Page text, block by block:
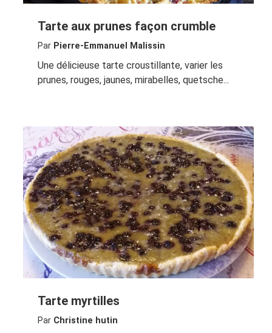
Tarte aux prunes façon crumble
Par Pierre-Emmanuel Malissin
Une délicieuse tarte croustillante, varier les
prunes, rouges, jaunes, mirabelles, quetsche...
Tarte myrtilles
Par Christine hutin